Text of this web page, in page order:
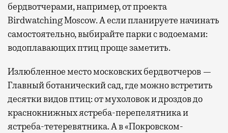
бердвотчерами, например, от проекта
Birdwatching Moscow. А если планируете начинать
самостоятельно, выбирайте парки с водоемами:
водоплавающих птиц проще заметить.
Излюбленное место московских бердвотчеров —
Главный ботанический сад, где можно встретить
десятки видов птиц: от мухоловок и дроздов до
краснокнижных ястреба-перепелятника и
ястреба-тетеревятника. А в «Покровском-